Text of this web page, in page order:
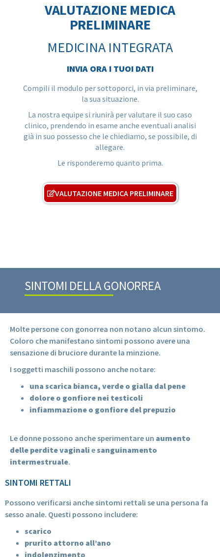
VALUTAZIONE MEDICA
PRELIMINARE
MEDICINA INTEGRATA
INVIA ORA I TUOI DATI
Compili il modulo per sottoporci, in via preliminare,
la sua situazione.
La nostra equipe si riunirà per valutare il suo caso
clinico, prendendo in esame anche eventuali analisi
già in suo possesso che le chiediamo, se possibile, di
allegare.
Le risponderemo quanto prima.
VALUTAZIONE MEDICA PRELIMINARE
SINTOMI DELLA GONORREA
Molte persone con gonorrea non notano alcun sintomo.
Coloro che manifestano sintomi possono avere una
sensazione di bruciore durante la minzione.
I soggetti maschili possono anche notare:
una scarica bianca, verde o gialla dal pene
dolore o gonfiore nei testicoli
infiammazione o gonfiore del prepuzio
Le donne possono anche sperimentare un aumento
delle perdite vaginali esanguinamento
intermestruale.
SINTOMI RETTALI
Possono verificarsi anche sintomi rettali se una persona fa
sesso anale. Questi possono includere:
scarico
prurito attorno all’ano
indolenzimento